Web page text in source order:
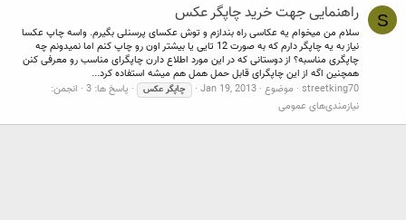
S راهنمایی جهت خرید چاپگر عکس
سلام من میخوام یه عکاسی راه بندازم و توش عکسای پرسنلی بگیرم. واسه چاپ عکسا
نیاز به یه چاپگر دارم که به صورت 12 تایی یا بیشتر اون رو چاپ کنم اما نمیدونم چه
چاپگری مناسبه؟ از دوستانی که در این مورد اطلاع دارن چاپگرای مناسب رو معرفی کنن
همچنین اگه از این چاپگرای قابل حمل همل هم میشه استفاده کرد...
streetking70 موضوع Jan 19, 2013 چاپگر عکس پاسخ ها: 3
انجمن:
نیازمندی‌های عمومی